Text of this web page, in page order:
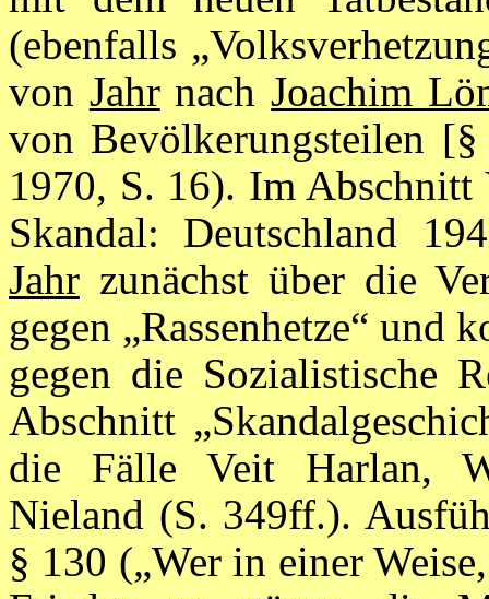
(ebenfalls
von JahrnachJoachim
von Bevölkerungsteilen
1970, S. 16). Im
Skandal: Deutschland
Jahr zunächst über die
gegen „Rassenhetze“ und
gegen die Sozialistische
Abschnitt
die Fälle Veit Harlan,
Nieland (S. 349ff.).
§ 130 („Wer in einer